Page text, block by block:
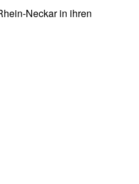
Neckar in ihren